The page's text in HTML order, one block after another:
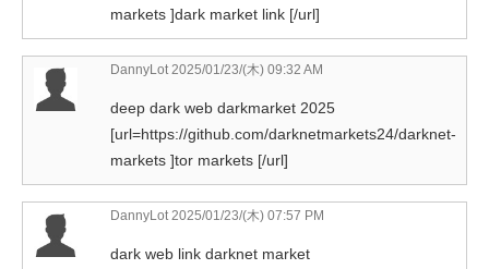
markets ]dark market link [/url]
DannyLot2025/01/23/(木) 09:32 AM
deep dark web darkmarket 2025
[url=https://github.com/darknetmarkets24/darknet-
markets ]tor markets [/url]
DannyLot2025/01/23/(木) 07:57 PM
dark web link darknet market